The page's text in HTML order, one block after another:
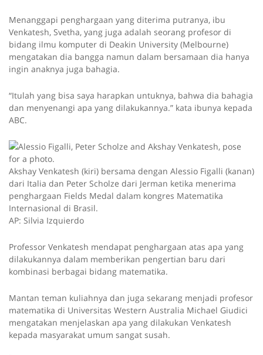
Menanggapi penghargaan yang diterima putranya, ibu
Venkatesh, Svetha, yang juga adalah seorang profesor di
bidang ilmu komputer di Deakin University (Melbourne)
mengatakan dia bangga namun dalam bersamaan dia hanya
ingin anaknya juga bahagia.
“Itulah yang bisa saya harapkan untuknya, bahwa dia bahagia
dan menyenangi apa yang dilakukannya.” kata ibunya kepada
ABC.
Akshay Venkatesh (kiri) bersama dengan Alessio Figalli (kanan)
dari Italia dan Peter Scholze dari Jerman ketika menerima
penghargaan Fields Medal dalam kongres Matematika
Internasional di Brasil.
AP: Silvia Izquierdo
Professor Venkatesh mendapat penghargaan atas apa yang
dilakukannya dalam memberikan pengertian baru dari
kombinasi berbagai bidang matematika.
Mantan teman kuliahnya dan juga sekarang menjadi profesor
matematika di Universitas Western Australia Michael Giudici
mengatakan menjelaskan apa yang dilakukan Venkatesh
kepada masyarakat umum sangat susah.